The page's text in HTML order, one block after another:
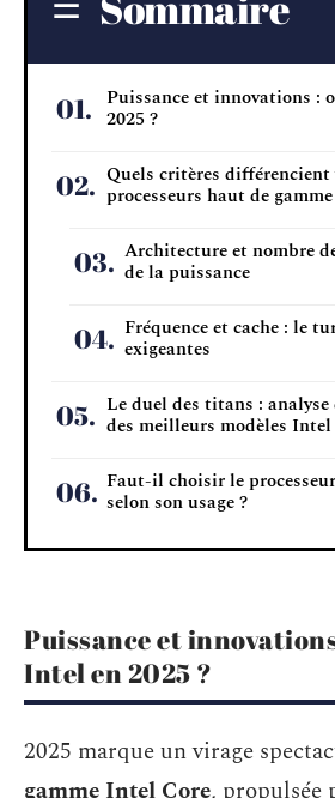
Puissance et innovations :
2025 ?
Quels critères
processeurs haut de
Architecture et nombre
de la puissance
Fréquence et cache : le
exigeantes
Le duel des titans : analyse
des meilleurs modèles Intel
Faut-il choisir le
selon son usage ?
Puissance et
Intel en 2025 ?
2025 marque un virage
gamme Intel Core, propulsée